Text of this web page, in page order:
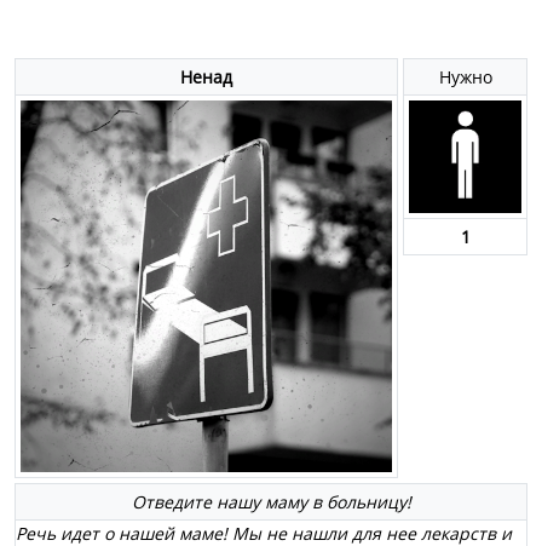
Ненад
Отведите нашу маму в больницу!
Речь идет о нашей маме! Мы не нашли для нее лекарств и
Нужно
1